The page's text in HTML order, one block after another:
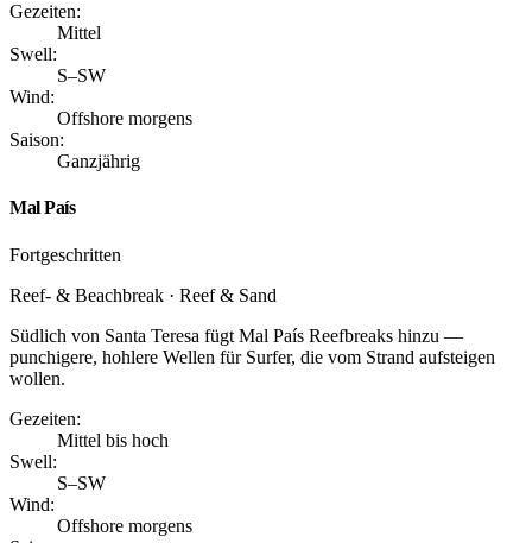
Gezeiten:
Mittel
Swell:
S–SW
Wind:
Offshore morgens
Saison:
Ganzjährig
Mal País
Fortgeschritten
Reef- & Beachbreak · Reef & Sand
Südlich von Santa Teresa fügt Mal País Reefbreaks hinzu —
punchigere, hohlere Wellen für Surfer, die vom Strand aufsteigen
wollen.
Gezeiten:
Mittel bis hoch
Swell:
S–SW
Wind:
Offshore morgens